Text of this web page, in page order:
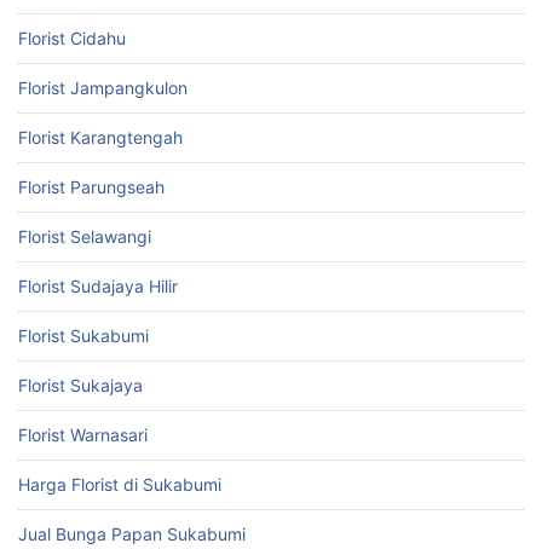
Florist Cidahu
Florist Jampangkulon
Florist Karangtengah
Florist Parungseah
Florist Selawangi
Florist Sudajaya Hilir
Florist Sukabumi
Florist Sukajaya
Florist Warnasari
Harga Florist di Sukabumi
Jual Bunga Papan Sukabumi